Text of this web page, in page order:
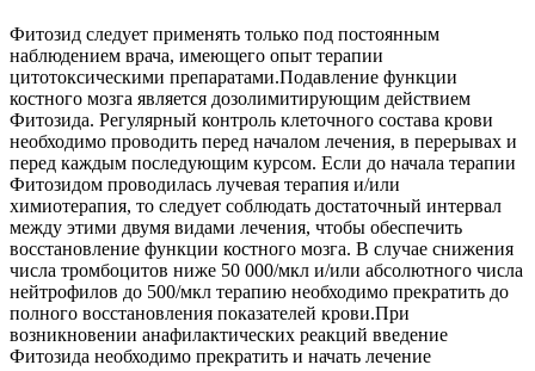
Фитозид следует применять только под постоянным
наблюдением врача, имеющего опыт терапии
цитотоксическими препаратами.Подавление функции
костного мозга является дозолимитирующим действием
Фитозида. Регулярный контроль клеточного состава крови
необходимо проводить перед началом лечения, в перерывах и
перед каждым последующим курсом. Если до начала терапии
Фитозидом проводилась лучевая терапия и/или
химиотерапия, то следует соблюдать достаточный интервал
между этими двумя видами лечения, чтобы обеспечить
восстановление функции костного мозга. В случае снижения
числа тромбоцитов ниже 50 000/мкл и/или абсолютного числа
нейтрофилов до 500/мкл терапию необходимо прекратить до
полного восстановления показателей крови.При
возникновении анафилактических реакций введение
Фитозида необходимо прекратить и начать лечение